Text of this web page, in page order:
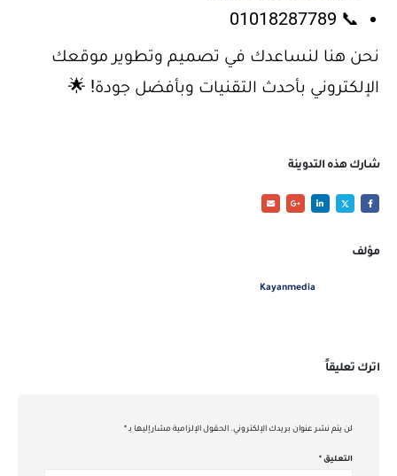
📞 01018287789
نحن هنا لنساعدك في تصميم وتطوير موقعك
الإلكتروني بأحدث التقنيات وبأفضل جودة! 🌟
شارك هذه التدوينة
مؤلف
Kayanmedia
اترك تعليقاً
لن يتم نشر عنوان بريدك الإلكتروني. الحقول الإلزامية مشار إليها بـ *
التعليق *